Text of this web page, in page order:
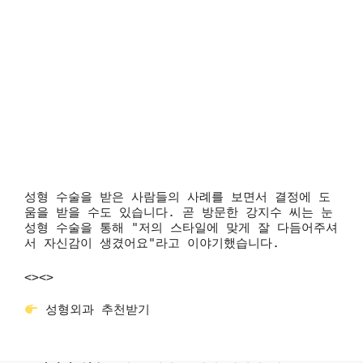
성형 수술을 받은 사람들의 사례를 보면서 결정에 도
움을 받을 수도 있습니다. 곧 방문한 강지수 씨는 눈
성형 수술을 통해 "저의 스타일에 맞게 잘 다듬어주셔
서 자신감이 생겼어요"라고 이야기했습니다.
<><>
성형외과 추천받기